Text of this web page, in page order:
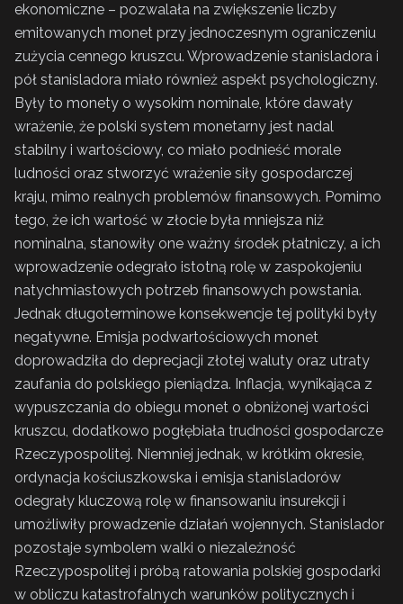
ekonomiczne – pozwalała na zwiększenie liczby
emitowanych monet przy jednoczesnym ograniczeniu
zużycia cennego kruszcu. Wprowadzenie stanisladora i
pół stanisladora miało również aspekt psychologiczny.
Były to monety o wysokim nominale, które dawały
wrażenie, że polski system monetarny jest nadal
stabilny i wartościowy, co miało podnieść morale
ludności oraz stworzyć wrażenie siły gospodarczej
kraju, mimo realnych problemów finansowych. Pomimo
tego, że ich wartość w złocie była mniejsza niż
nominalna, stanowiły one ważny środek płatniczy, a ich
wprowadzenie odegrało istotną rolę w zaspokojeniu
natychmiastowych potrzeb finansowych powstania.
Jednak długoterminowe konsekwencje tej polityki były
negatywne. Emisja podwartościowych monet
doprowadziła do deprecjacji złotej waluty oraz utraty
zaufania do polskiego pieniądza. Inflacja, wynikająca z
wypuszczania do obiegu monet o obniżonej wartości
kruszcu, dodatkowo pogłębiała trudności gospodarcze
Rzeczypospolitej. Niemniej jednak, w krótkim okresie,
ordynacja kościuszkowska i emisja stanisladorów
odegrały kluczową rolę w finansowaniu insurekcji i
umożliwiły prowadzenie działań wojennych. Stanislador
pozostaje symbolem walki o niezależność
Rzeczypospolitej i próbą ratowania polskiej gospodarki
w obliczu katastrofalnych warunków politycznych i